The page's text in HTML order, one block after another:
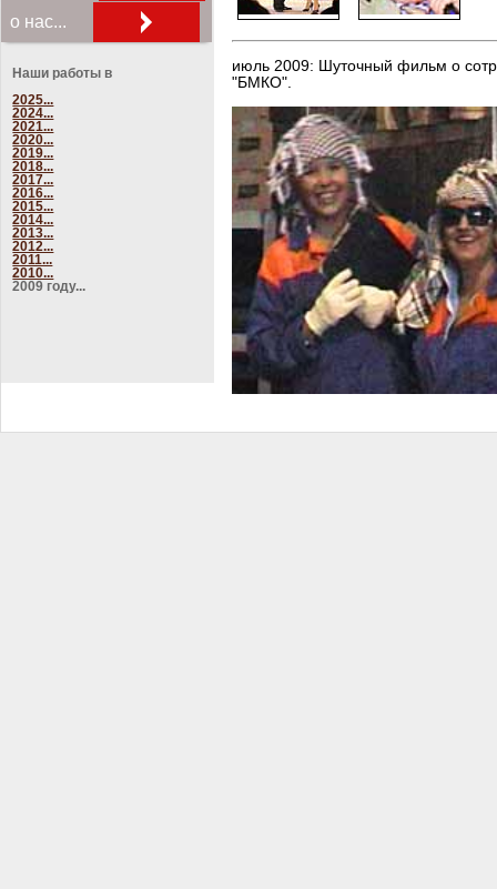
о нас...
Наши работы в
2025...
2024...
2021...
2020...
2019...
2018...
2017...
2016...
2015...
2014...
2013...
2012...
2011...
2010...
2009 году...
июль 2009: Шуточный фильм о
"БМКО".